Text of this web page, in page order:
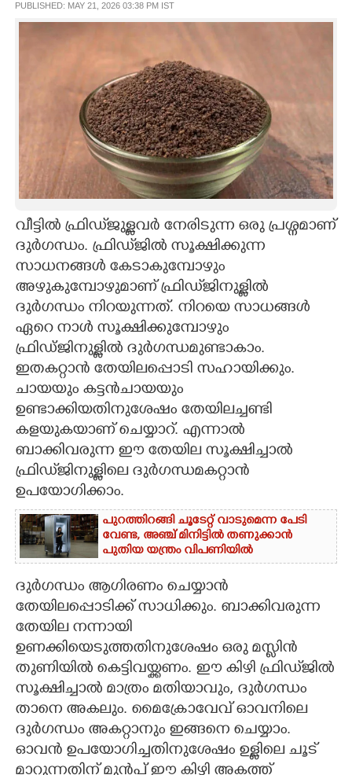
LIFESTYLE
ASTRO
CARTOONS
LITERATURE
ZOOM
CONTACT US
PUBLISHED: MAY 21, 2026 03:38 PM IST
വീട്ടിൽ ഫ്രിഡ്‌ജുള്ളവർ നേരിടുന്ന ഒരു പ്രശ്നമാണ്
ദുർഗന്ധം. ഫ്രിഡ്‌ജിൽ സൂക്ഷിക്കുന്ന
സാധനങ്ങൾ കേടാകുമ്പോഴും
അഴുകുമ്പോഴുമാണ് ഫ്രിഡ്‌ജിനുള്ളിൽ
ദുർഗന്ധം നിറയുന്നത്. നിറയെ സാധങ്ങൾ
ഏറെ നാൾ സൂക്ഷിക്കുമ്പോഴും
ഫ്രിഡ്ജിനുള്ളിൽ ദുർഗന്ധമുണ്ടാകാം.
ഇതകറ്റാൻ തേയിലപ്പൊടി സഹായിക്കും.
ചായയും കട്ടൻചായയും
ഉണ്ടാക്കിയതിനുശേഷം തേയിലച്ചണ്ടി
കളയുകയാണ് ചെയ്യാറ്. എന്നാൽ
ബാക്കിവരുന്ന ഈ തേയില സൂക്ഷിച്ചാൽ
ഫ്രിഡ്‌ജിനുള്ളിലെ ദുർഗന്ധമകറ്റാൻ
ഉപയോഗിക്കാം.
പുറത്തിറങ്ങി ചൂടേറ്റ് വാടുമെന്ന പേടി
വേണ്ട, അഞ്ച് മിനിട്ടിൽ തണുക്കാൻ
പുതിയ യന്ത്രം വിപണിയിൽ
ദുർഗന്ധം ആഗിരണം ചെയ്യാൻ
തേയിലപ്പൊടിക്ക് സാധിക്കും. ബാക്കിവരുന്ന
തേയില നന്നായി
ഉണക്കിയെടുത്തതിനുശേഷം ഒരു മസ്ളിൻ
തുണിയിൽ കെട്ടിവയ്ക്കണം. ഈ കിഴി ഫ്രിഡ്‌ജിൽ
സൂക്ഷിച്ചാൽ മാത്രം മതിയാവും, ദുർഗന്ധം
താനെ അകലും. മൈക്രോവേവ് ഓവനിലെ
ദുർഗന്ധം അകറ്റാനും ഇങ്ങനെ ചെയ്യാം.
ഓവൻ ഉപയോഗിച്ചതിനുശേഷം ഉള്ളിലെ ചൂട്